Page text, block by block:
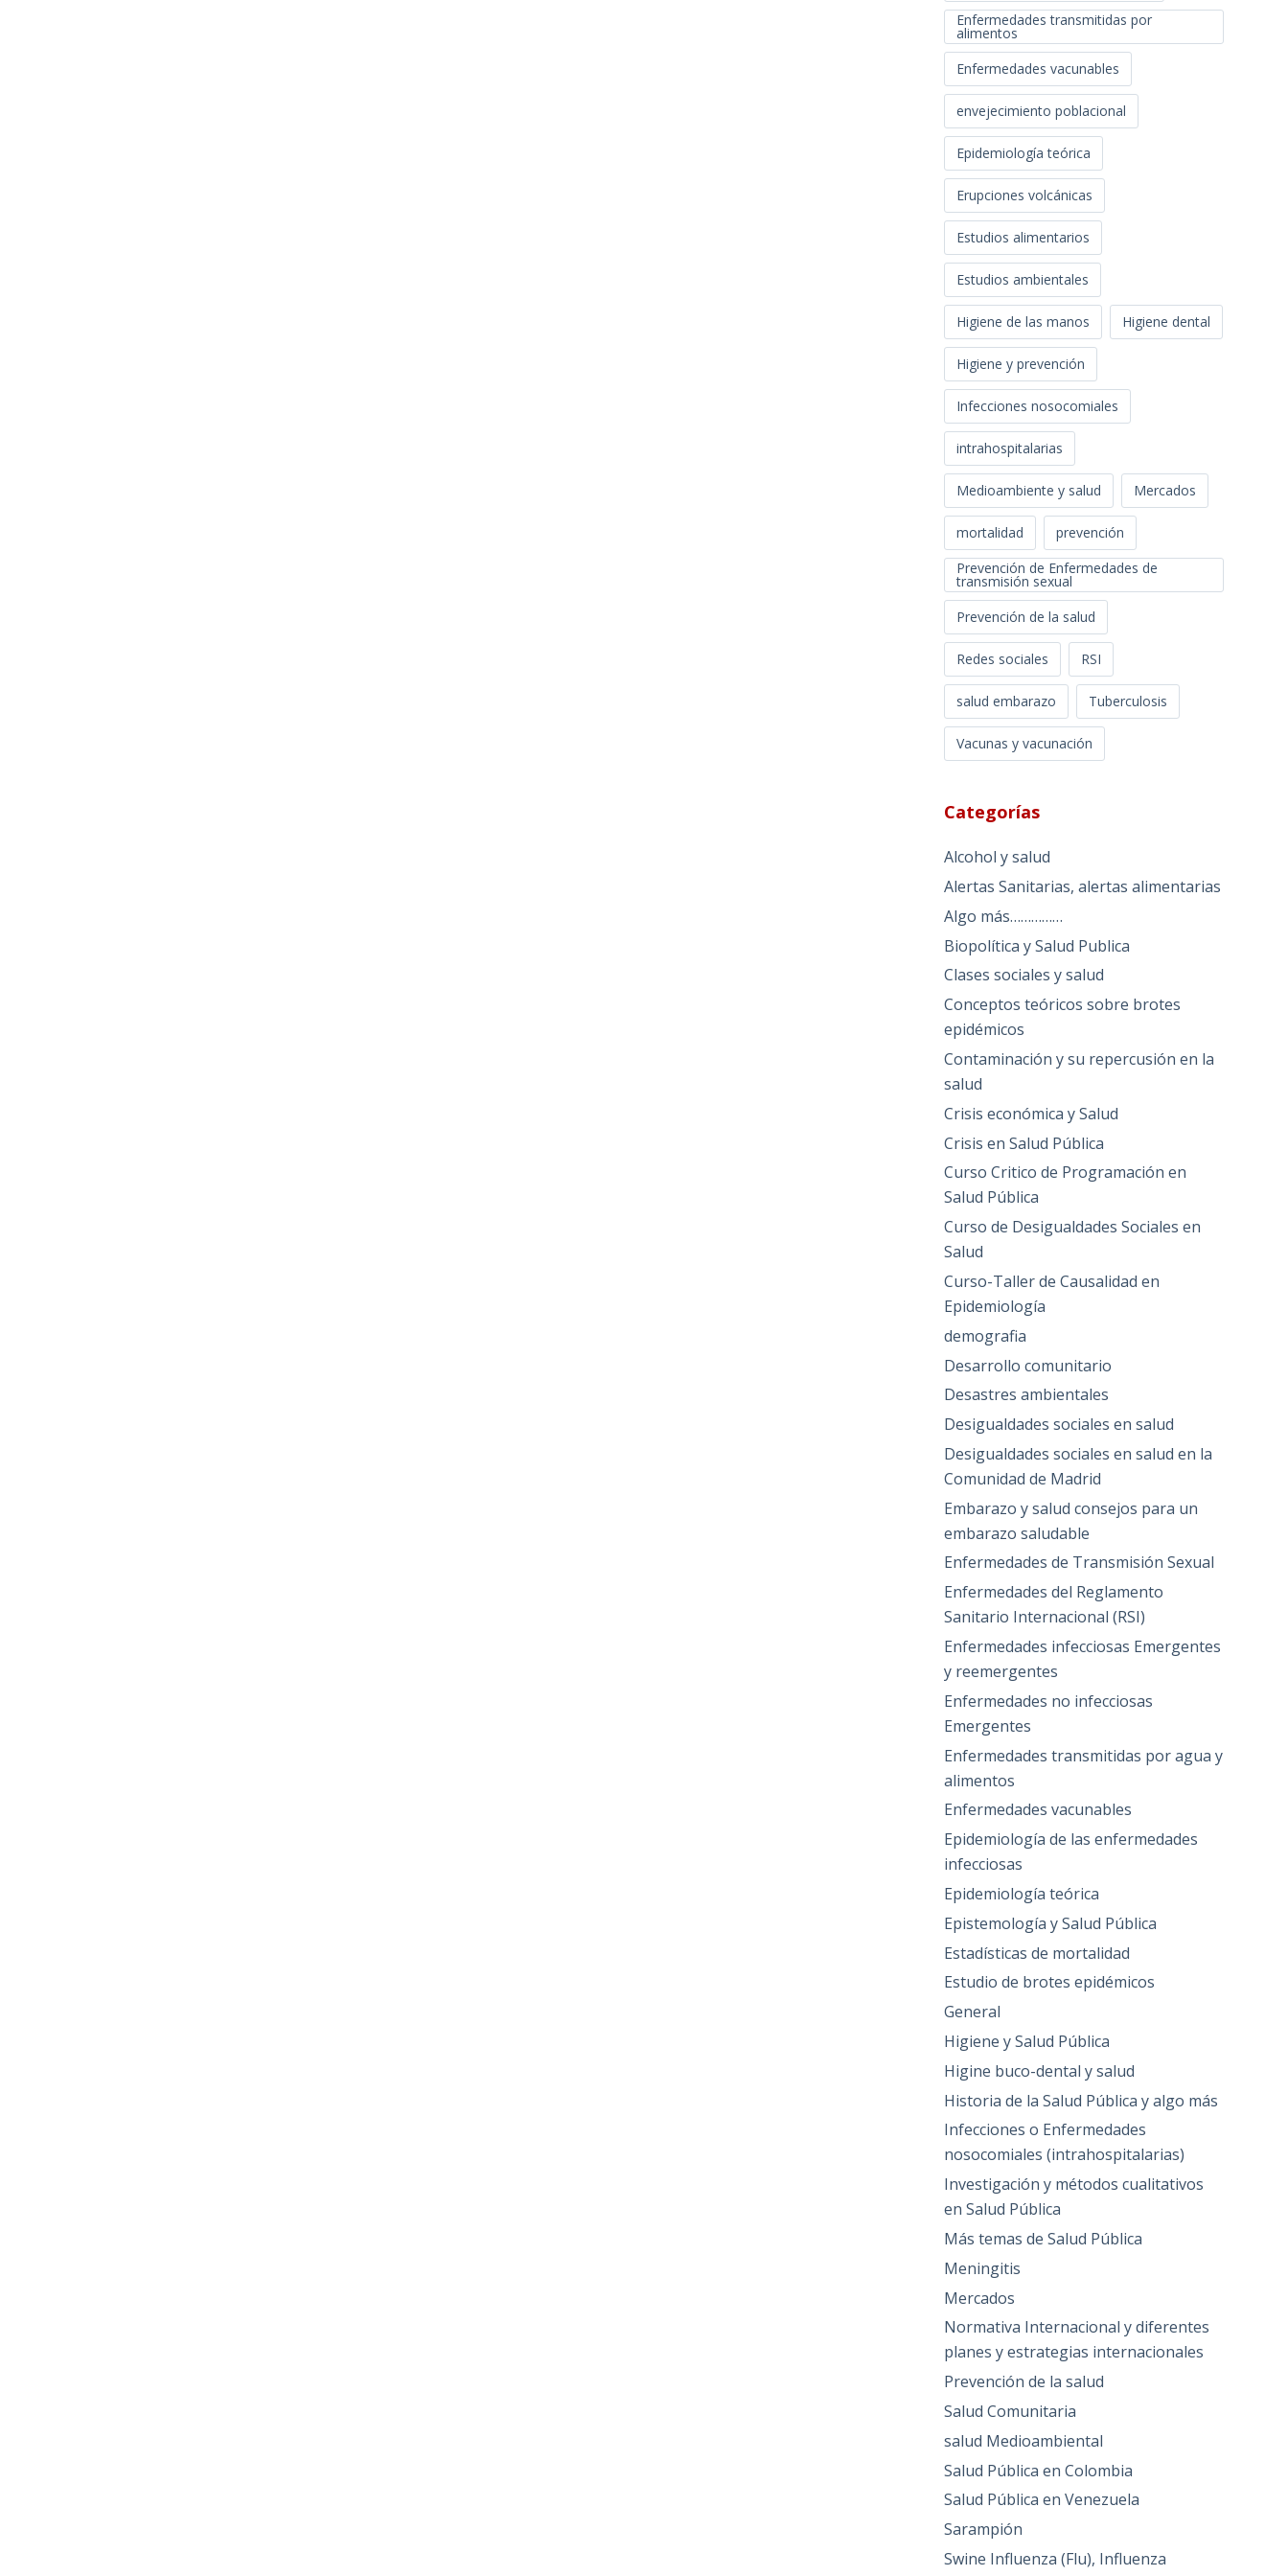
Enfermedades transmitidas por
alimentos
Enfermedades vacunables
envejecimiento poblacional
Epidemiología teórica
Erupciones volcánicas
Estudios alimentarios
Estudios ambientales
Higiene de las manos Higiene dental
Higiene y prevención
Infecciones nosocomiales
intrahospitalarias
Medioambiente y salud Mercados
mortalidad
prevención
Prevención de Enfermedades de
transmisión sexual
Prevención de la salud
Redes sociales RSI
salud embarazo Tuberculosis
Vacunas y vacunación
Categorías
Alcohol y salud
Alertas Sanitarias, alertas alimentarias
Algo más……………
Biopolítica y Salud Publica
Clases sociales y salud
Conceptos teóricos sobre brotes
epidémicos
Contaminación y su repercusión en la
salud
Crisis económica y Salud
Crisis en Salud Pública
Curso Critico de Programación en
Salud Pública
Curso de Desigualdades Sociales en
Salud
Curso-Taller de Causalidad en
Epidemiología
demografia
Desarrollo comunitario
Desastres ambientales
Desigualdades sociales en salud
Desigualdades sociales en salud en la
Comunidad de Madrid
Embarazo y salud consejos para un
embarazo saludable
Enfermedades de Transmisión Sexual
Enfermedades del Reglamento
Sanitario Internacional (RSI)
Enfermedades infecciosas Emergentes
y reemergentes
Enfermedades no infecciosas
Emergentes
Enfermedades transmitidas por agua y
alimentos
Enfermedades vacunables
Epidemiología de las enfermedades
infecciosas
Epidemiología teórica
Epistemología y Salud Pública
Estadísticas de mortalidad
Estudio de brotes epidémicos
General
Higiene y Salud Pública
Higine buco-dental y salud
Historia de la Salud Pública y algo más
Infecciones o Enfermedades
nosocomiales (intrahospitalarias)
Investigación y métodos cualitativos
en Salud Pública
Más temas de Salud Pública
Meningitis
Mercados
Normativa Internacional y diferentes
planes y estrategias internacionales
Prevención de la salud
Salud Comunitaria
salud Medioambiental
Salud Pública en Colombia
Salud Pública en Venezuela
Sarampión
Swine Influenza (Flu), Influenza